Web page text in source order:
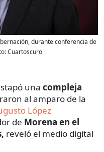
durante conferencia de
Cuartoscuro
una compleja
al amparo de la
López
de Morena en el
reveló el medio digital